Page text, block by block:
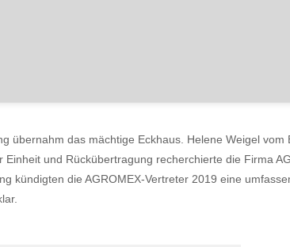
übernahm das mächtige Eckhaus. Helene Weigel
und Rückübertragung recherchierte die Firma
kündigten die AGROMEX-Vertreter 2019 eine